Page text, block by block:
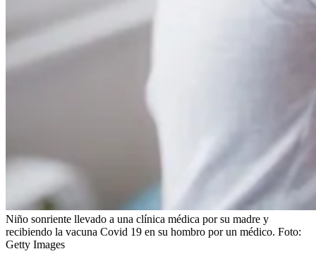
Niño sonriente llevado a una clínica médica por su madre y
recibiendo la vacuna Covid 19 en su hombro por un médico. Foto:
Getty Images